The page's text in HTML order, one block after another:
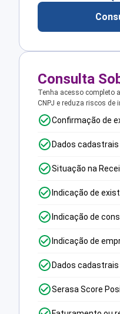
Consulta
Tenha acesso completo
CNPJ e reduza riscos de
Confirmação de
Dados
Situação na
Indicação de
Indicação de
Indicação de
Dados
Serasa Score